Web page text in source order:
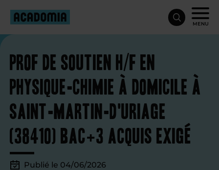
MENU
Prof de soutien H/F en
physique-chimie à domicile à
Saint-Martin-d'Uriage
(38410) Bac+3 acquis exigé
Publié le 04/06/2026